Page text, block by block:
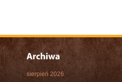
sierpień 2026